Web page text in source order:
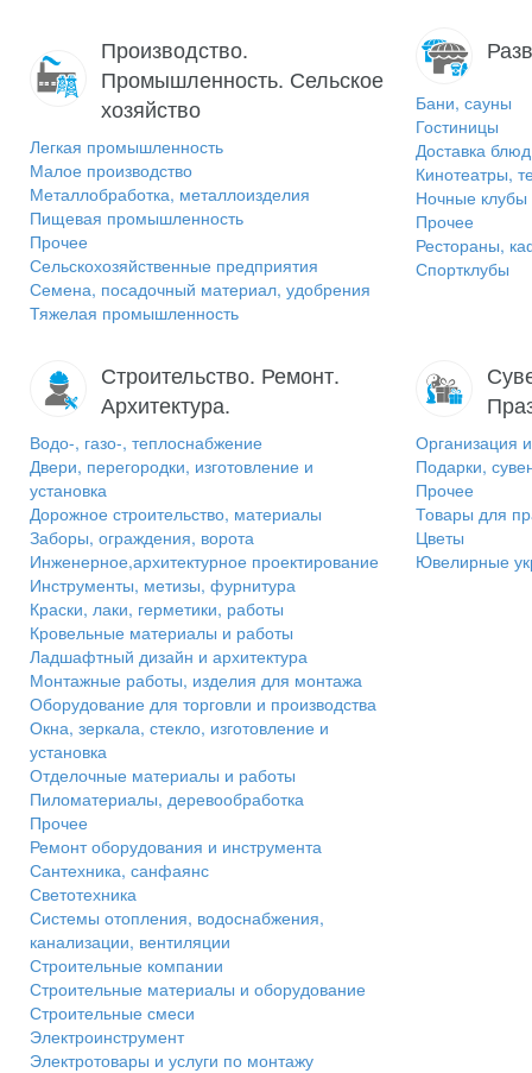
Производство.
Промышленность. Сельское
хозяйство
Легкая промышленность
Малое производство
Металлобработка, металлоизделия
Пищевая промышленность
Прочее
Сельскохозяйственные предприятия
Семена, посадочный материал, удобрения
Тяжелая промышленность
Бани, сауны
Гостиницы
Доставка блюд
Кинотеатры,
Ночные клубы
Прочее
Рестораны,
Спортклубы
Строительство. Ремонт.
Архитектура.
Водо-, газо-, теплоснабжение
Двери, перегородки, изготовление и
установка
Дорожное строительство, материалы
Заборы, ограждения, ворота
Инженерное,архитектурное проектирование
Инструменты, метизы, фурнитура
Краски, лаки, герметики, работы
Кровельные материалы и работы
Ладшафтный дизайн и архитектура
Монтажные работы, изделия для монтажа
Оборудование для торговли и производства
Окна, зеркала, стекло, изготовление и
установка
Отделочные материалы и работы
Пиломатериалы, деревообработка
Прочее
Ремонт оборудования и инструмента
Сантехника, санфаянс
Светотехника
Системы отопления, водоснабжения,
канализации, вентиляции
Строительные компании
Строительные материалы и оборудование
Строительные смеси
Электроинструмент
Электротовары и услуги по монтажу
Организация
Подарки,
Прочее
Товары для
Цветы
Ювелирные